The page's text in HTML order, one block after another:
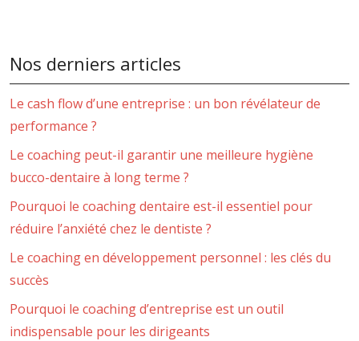
Nos derniers articles
Le cash flow d’une entreprise : un bon révélateur de
performance ?
Le coaching peut-il garantir une meilleure hygiène
bucco-dentaire à long terme ?
Pourquoi le coaching dentaire est-il essentiel pour
réduire l’anxiété chez le dentiste ?
Le coaching en développement personnel : les clés du
succès
Pourquoi le coaching d’entreprise est un outil
indispensable pour les dirigeants